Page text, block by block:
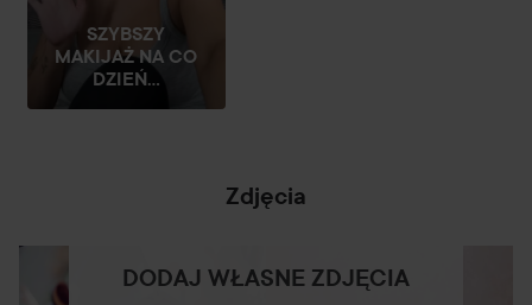
SZYBSZY
MAKIJAŻ NA CO
DZIEŃ...
Zdjęcia
DODAJ WŁASNE ZDJĘCIA